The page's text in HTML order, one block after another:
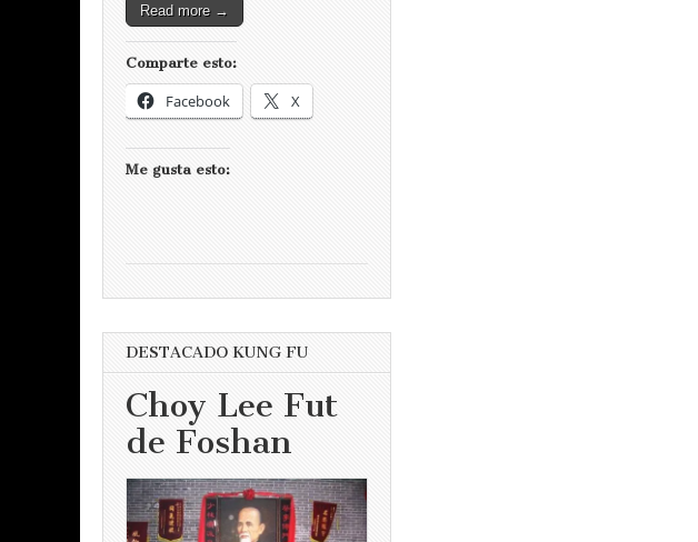
Read more →
Comparte esto:
Facebook X
Me gusta esto:
DESTACADO KUNG FU
Choy Lee Fut
de Foshan